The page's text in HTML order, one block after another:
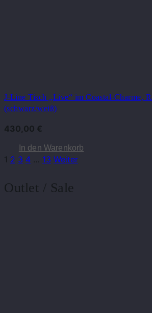
J-Line Tisch „Live“ im Coastal-Charme,
(schwarz/weiß)
430,00 €
In den Warenkorb
1 2 3 4 … 13 Weiter
Outlet / Sale